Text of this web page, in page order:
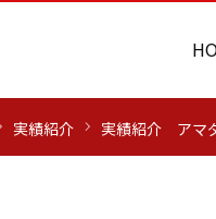
実績紹介 実績紹介 アマ